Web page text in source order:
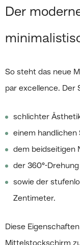
Der
So steht das neue
par excellence. Der
schlichter
einem handlichen
dem beidseitigen
der 360°-
sowie der
Zentimeter.
Diese